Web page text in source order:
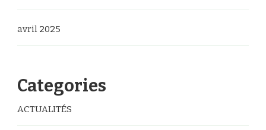
avril 2025
Categories
ACTUALITÉS